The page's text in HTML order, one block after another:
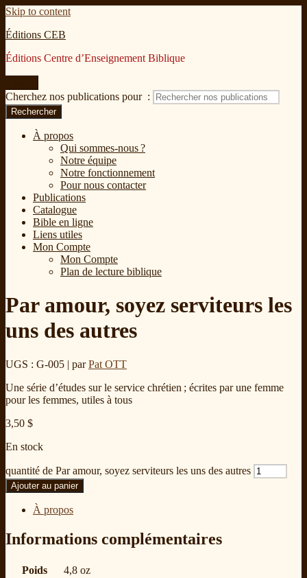
Skip to content
Éditions CEB
Éditions Centre d’Enseignement Biblique
Cherchez nos publications pour :
Rechercher
À propos
Qui sommes-nous ?
Notre équipe
Notre fonctionnement
Pour nous contacter
Publications
Catalogue
Bible en ligne
Liens utiles
Mon Compte
Mon Compte
Plan de lecture biblique
Par amour, soyez serviteurs les
uns des autres
UGS : G-005 | parPat OTT
Une série d’études sur le service chrétien ; écrites par une femme
pour les femmes, utiles à tous
3,50 $
En stock
quantité de Par amour, soyez serviteurs les uns des autres
Ajouter au panier
À propos
Informations complémentaires
Poids
4,8 oz